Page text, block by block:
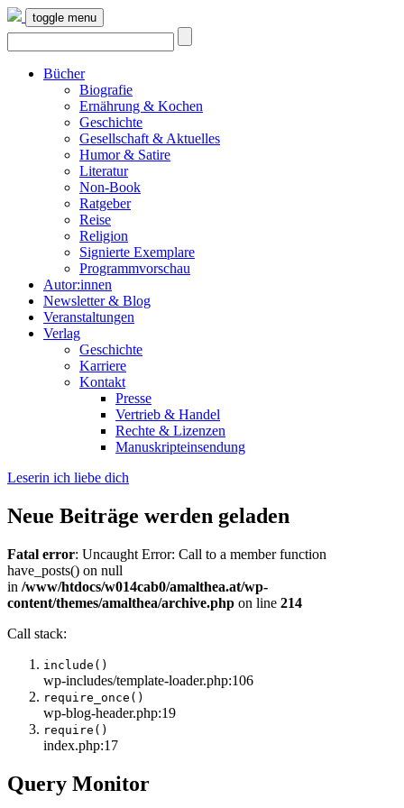
toggle menu
Bücher
Biografie
Ernährung & Kochen
Geschichte
Gesellschaft & Aktuelles
Humor & Satire
Literatur
Non-Book
Ratgeber
Reise
Religion
Signierte Exemplare
Programmvorschau
Autor:innen
Newsletter & Blog
Veranstaltungen
Verlag
Geschichte
Karriere
Kontakt
Presse
Vertrieb & Handel
Rechte & Lizenzen
Manuskripteinsendung
Leserin ich liebe dich
Neue Beiträge werden geladen
Fatal error: Uncaught Error: Call to a member function
have_posts() on null
in /www/htdocs/w014cab0/amalthea.at/wp-
content/themes/amalthea/archive.php on line 214
Call stack:
include()
wp-includes/template-loader.php:106
require_once()
wp-blog-header.php:19
require()
index.php:17
Query Monitor